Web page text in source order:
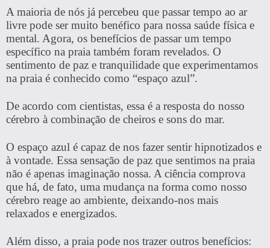
A maioria de nós já percebeu que passar tempo ao ar
livre pode ser muito benéfico para nossa saúde física e
mental. Agora, os benefícios de passar um tempo
específico na praia também foram revelados. O
sentimento de paz e tranquilidade que experimentamos
na praia é conhecido como “espaço azul”.
De acordo com cientistas, essa é a resposta do nosso
cérebro à combinação de cheiros e sons do mar.
O espaço azul é capaz de nos fazer sentir hipnotizados e
à vontade. Essa sensação de paz que sentimos na praia
não é apenas imaginação nossa. A ciência comprova
que há, de fato, uma mudança na forma como nosso
cérebro reage ao ambiente, deixando-nos mais
relaxados e energizados.
Além disso, a praia pode nos trazer outros benefícios: